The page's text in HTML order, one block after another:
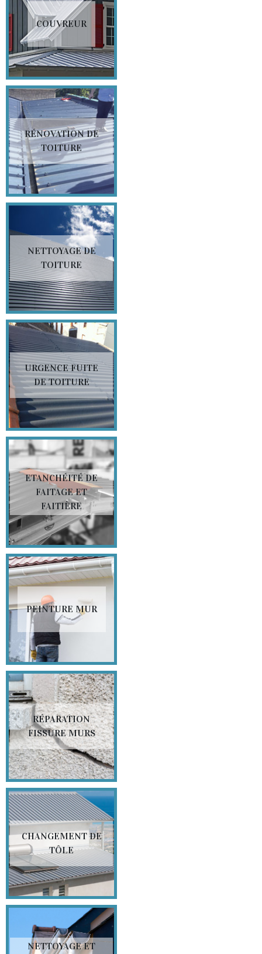
COUVREUR
RÉNOVATION DE
TOITURE
NETTOYAGE DE
TOITURE
URGENCE FUITE
DE TOITURE
ETANCHÉITÉ DE
FAITAGE ET
FAITIÈRE
PEINTURE MUR
RÉPARATION
FISSURE MURS
CHANGEMENT DE
TÔLE
NETTOYAGE ET